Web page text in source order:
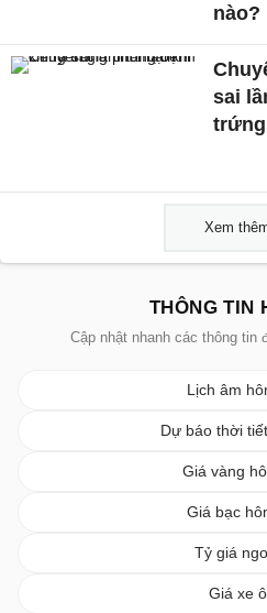
nào?
sai
Xem
THÔNG TIN
Cập nhật nhanh các thông tin
Lịch âm
Dự báo thời
Giá vàng
Giá bạc
Tỷ giá
Giá xe